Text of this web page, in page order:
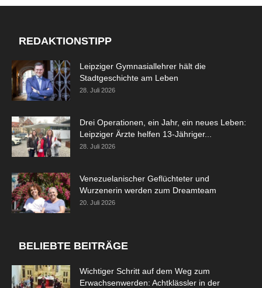
REDAKTIONSTIPP
Leipziger Gymnasiallehrer hält die
Stadtgeschichte am Leben
28. Juli 2026
Drei Operationen, ein Jahr, ein neues Leben:
Leipziger Ärzte helfen 13-Jähriger...
28. Juli 2026
Venezuelanischer Geflüchteter und
Wurzenerin werden zum Dreamteam
20. Juli 2026
BELIEBTE BEITRÄGE
Wichtiger Schritt auf dem Weg zum
Erwachsenwerden: Achtklässler in der